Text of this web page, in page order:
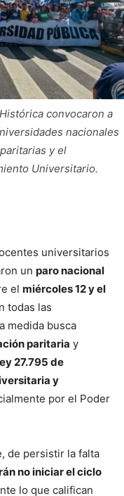
convocaron a
nacionales
y el
Universitario.
universitarios
un paro nacional
el miércoles 12 y el
todas las
medida busca
paritaria y
27.795 de
y
por el Poder
de persistir la falta
no iniciar el ciclo
lo que califican